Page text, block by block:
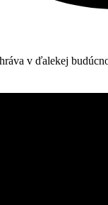
v ďalekej